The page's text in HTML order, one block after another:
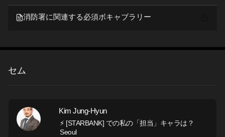
消防署に関連する必須ボキャブラリー
セム
Kim Jung-Hyun
⚡ [STARBANK] での私の「担当」キャラは？
Seoul